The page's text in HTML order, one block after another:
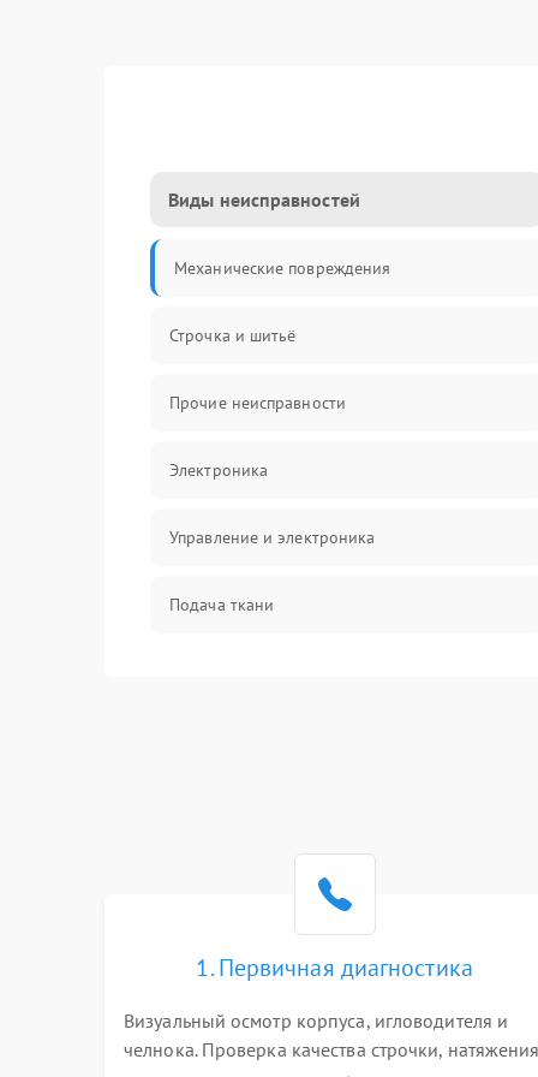
Виды неисправностей
Механические повреждения
Строчка и шитьё
Прочие неисправности
Электроника
Управление и электроника
Подача ткани
1. Первичная диагностика
Визуальный осмотр корпуса, игловодителя и
челнока. Проверка качества строчки, натяжения